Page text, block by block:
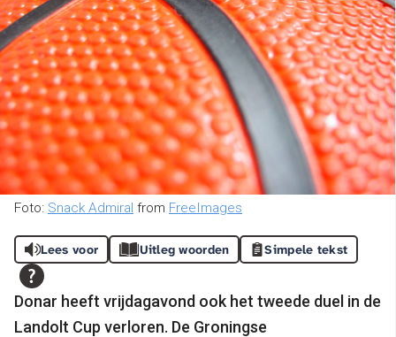
Foto: Snack Admiral from FreeImages
Lees voor Uitleg woorden Simpele tekst
Donar heeft vrijdagavond ook het tweede duel in de
Landolt Cup verloren. De Groningse